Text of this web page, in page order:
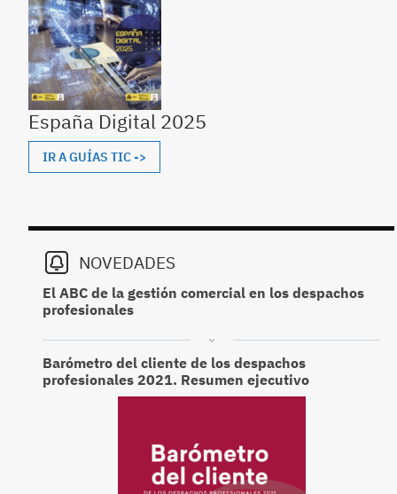
España Digital 2025
IR A GUÍAS TIC ->
NOVEDADES
El ABC de la gestión comercial en los despachos
profesionales
Barómetro del cliente de los despachos
profesionales 2021. Resumen ejecutivo